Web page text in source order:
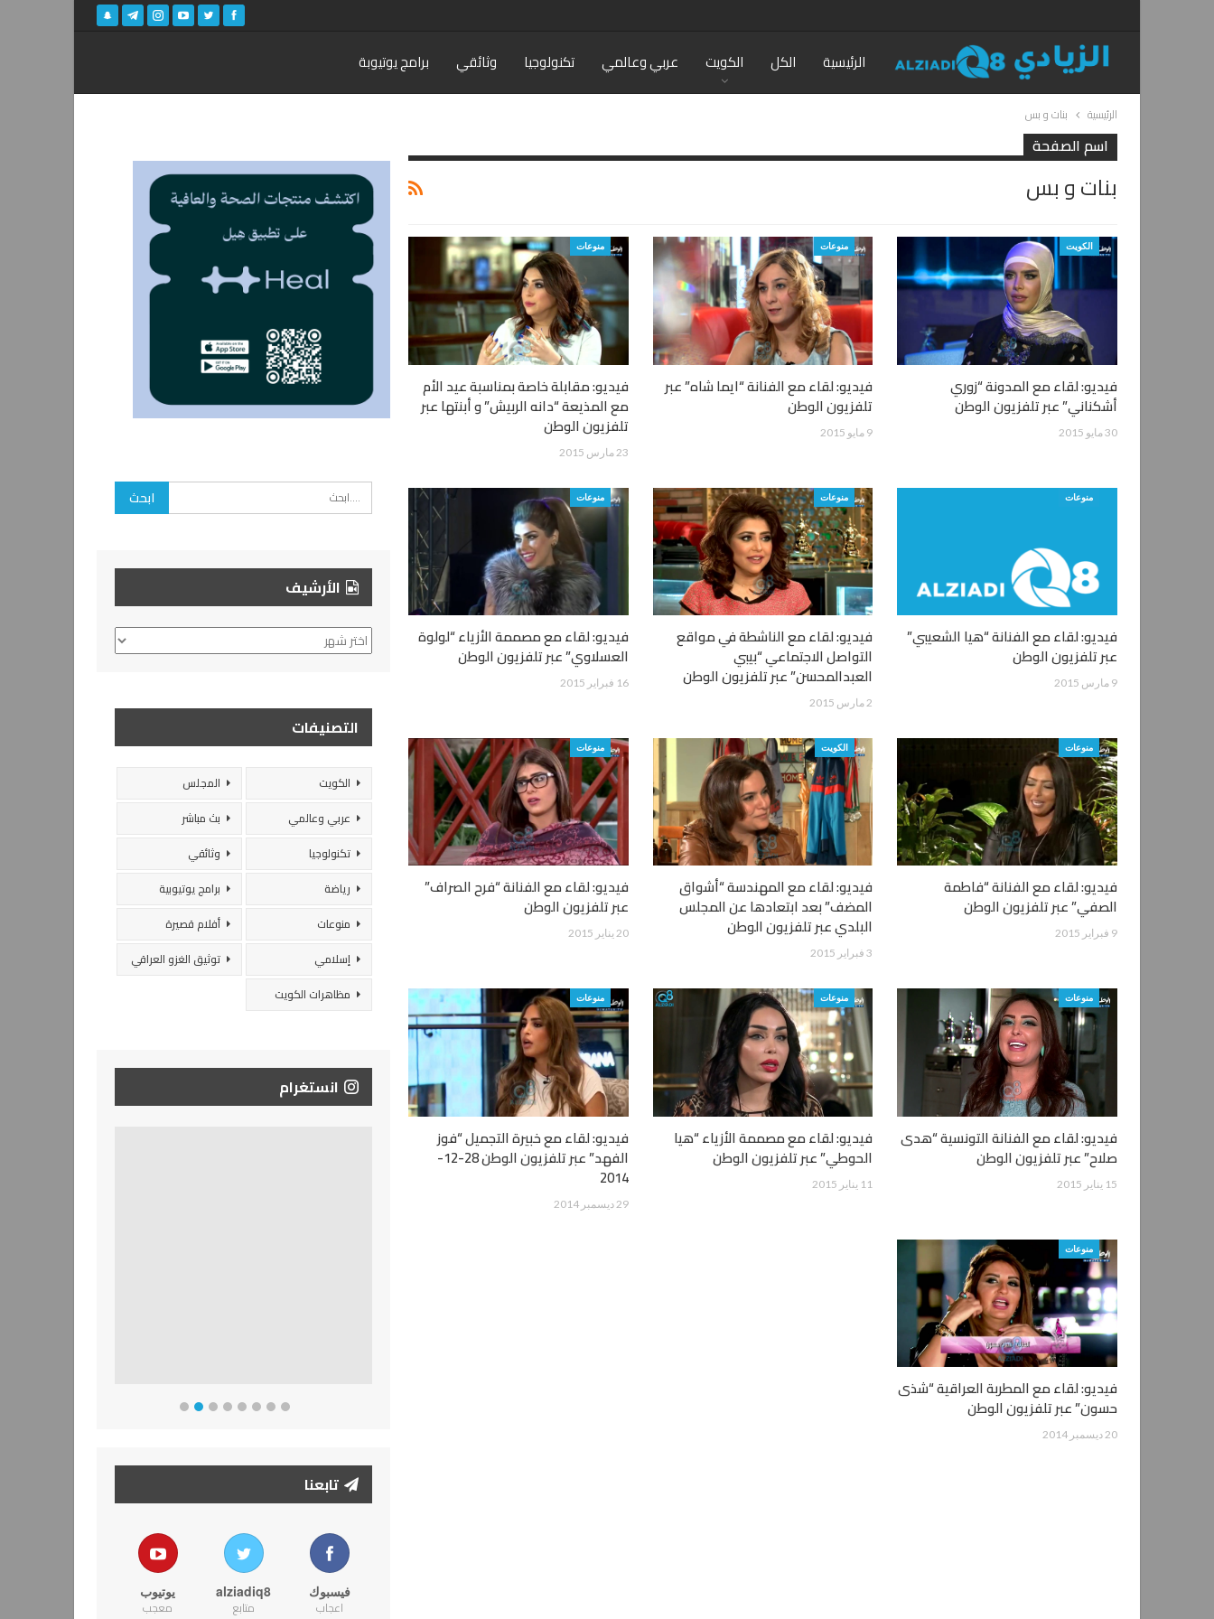
الرئيسية الكل الكويت عربي وعالمي تكنولوجيا وثائقي برامج يوتيوبة
الرئيسية بنات و بس
اسم الصفحة
بنات و بس
الكويت
فيديو: لقاء مع المدونة “زوري
أشكناني” عبر تلفزيون الوطن
30 مايو 2015
منوعات
فيديو: لقاء مع الفنانة “ايما شاه” عبر
تلفزيون الوطن
9 مايو 2015
منوعات
فيديو: مقابلة خاصة بمناسبة عيد الأم
مع المذيعة “دانه الربيش” و أبنتها عبر
تلفزيون الوطن
23 مارس 2015
منوعات
فيديو: لقاء مع الفنانة “هيا الشعيبي”
عبر تلفزيون الوطن
9 مارس 2015
منوعات
فيديو: لقاء مع الناشطة في مواقع
التواصل الاجتماعي “بيبي
العبدالمحسن” عبر تلفزيون الوطن
2 مارس 2015
منوعات
فيديو: لقاء مع مصممة الأزياء “لولوة
العسلاوي” عبر تلفزيون الوطن
16 فبراير 2015
منوعات
فيديو: لقاء مع الفنانة “فاطمة
الصفي” عبر تلفزيون الوطن
9 فبراير 2015
الكويت
فيديو: لقاء مع المهندسة “أشواق
المضف” بعد ابتعادها عن المجلس
البلدي عبر تلفزيون الوطن
3 فبراير 2015
منوعات
فيديو: لقاء مع الفنانة “فرح الصراف”
عبر تلفزيون الوطن
20 يناير 2015
منوعات
فيديو: لقاء مع الفنانة التونسية “هدى
صلاح” عبر تلفزيون الوطن
15 يناير 2015
منوعات
فيديو: لقاء مع مصممة الأزياء “هيا
الحوطي” عبر تلفزيون الوطن
11 يناير 2015
منوعات
فيديو: لقاء مع خبيرة التجميل “فوز
الفهد” عبر تلفزيون الوطن 28-12-
2014
29 ديسمبر 2014
منوعات
فيديو: لقاء مع المطربة العراقية “شذى
حسون” عبر تلفزيون الوطن
20 ديسمبر 2014
الأرشيف
الأرشيف
التصنيفات
الكويت
المجلس
عربي وعالمي
بث مباشر
تكنولوجيا
وثائقي
رياضة
برامج يوتيوبية
منوعات
أفلام قصيرة
إسلامي
توثيق الغزو العراقي
مظاهرات الكويت
انستغرام
تابعنا
فيسبوك
اعجاب
alziadiq8
متابع
يوتيوب
معجب